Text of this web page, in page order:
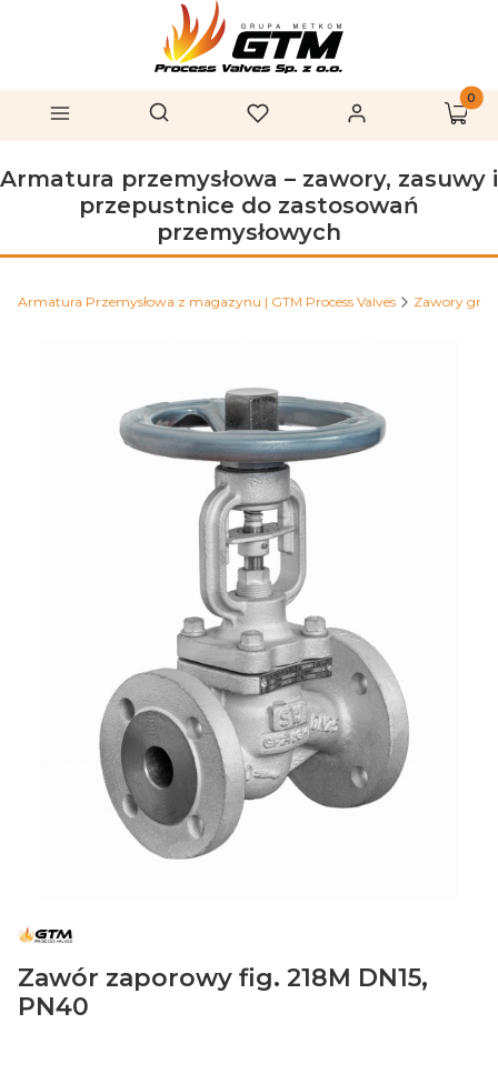
Menu Otwórz wyszukiwarkę
Szukaj Ulubione Zaloguj się
Armatura przemysłowa – zawory, zasuwy i
przepustnice do zastosowań
przemysłowych
Armatura Przemysłowa z magazynu | GTM Process Valves Zawory
Zawór zaporowy fig. 218M DN15,
PN40